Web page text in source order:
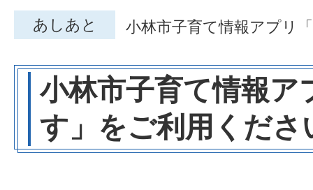
あしあと 小林市子育て情報アプリ
小林市子育て情報ア
す」をご利用くださ